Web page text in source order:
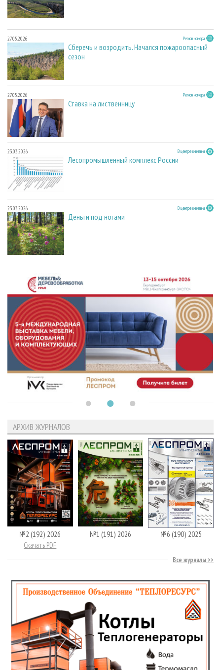
27.05.2026 Регион номера
Сберечь и возродить. Начался пожароопасный
сезон
27.05.2026 Регион номера
Ставка на лиственницу
23.03.2026 В центре внимания
Лесопромышленный комплекс России
23.03.2026 В центре внимания
Деньги под ногами
АРХИВ ЖУРНАЛОВ
№2 (192) 2026
Скачать PDF
№1 (191) 2026 №6 (190) 2025
Все журналы